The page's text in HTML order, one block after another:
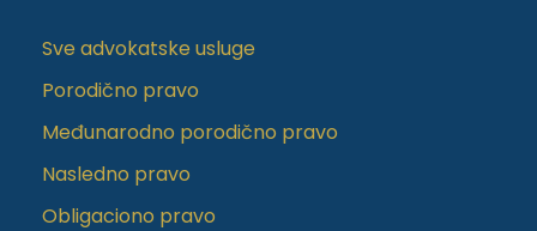
Sve advokatske usluge
Porodično pravo
Međunarodno porodično pravo
Nasledno pravo
Obligaciono pravo